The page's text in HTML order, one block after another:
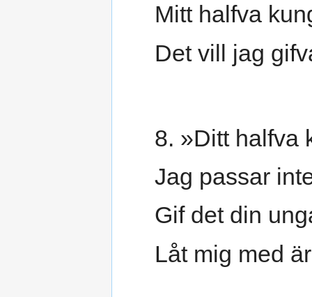
Mitt halfva
Det vill jag
8. »Ditt halfva
Jag passar
Gif det din
Låt mig med